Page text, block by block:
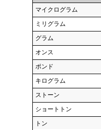
マイクログラム
ミリグラム
グラム
オンス
ポンド
キログラム
ストーン
ショートトン
トン